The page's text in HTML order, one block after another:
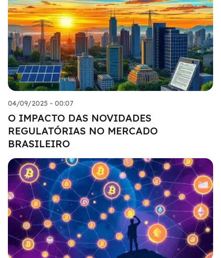
04/09/2025 - 00:07
O IMPACTO DAS NOVIDADES
REGULATÓRIAS NO MERCADO
BRASILEIRO